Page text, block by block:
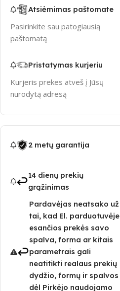
Atsiėmimas paštomate
Pasirinkite sau patogiausią
paštomatą
Pristatymas kurjeriu
Kurjeris prekes atveš į Jūsų
nurodytą adresą
2 metų garantija
14 dienų prekių
grąžinimas
Pardavėjas neatsako už
tai, kad El. parduotuvėje
esančios prekės savo
spalva, forma ar kitais
parametrais gali
neatitikti realaus prekių
dydžio, formų ir spalvos
dėl Pirkėjo naudojamo